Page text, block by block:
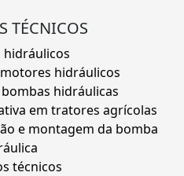
TÉCNICOS
hidráulicos
hidráulicos
hidráulicas
em tratores agrícolas
e montagem da bomba
técnicos